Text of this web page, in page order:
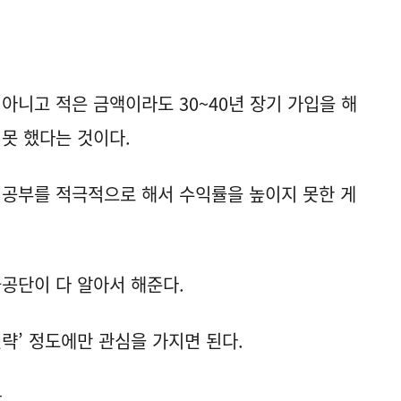
니고 적은 금액이라도 30~40년 장기 가입을 해
했다는 것이다.
부를 적극적으로 해서 수익률을 높이지 못한 게
단이 다 알아서 해준다.
’ 정도에만 관심을 가지면 된다.